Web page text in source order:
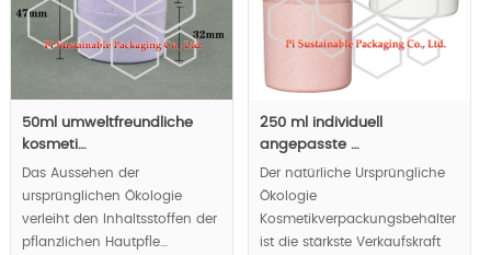
50ml umweltfreundliche
kosmeti…
Das Aussehen der
ursprünglichen Ökologie
verleiht den Inhaltsstoffen der
pflanzlichen Hautpfle…
250 ml individuell
angepasste …
Der natürliche Ursprüngliche
Ökologie
Kosmetikverpackungsbehälter
ist die stärkste Verkaufskraft